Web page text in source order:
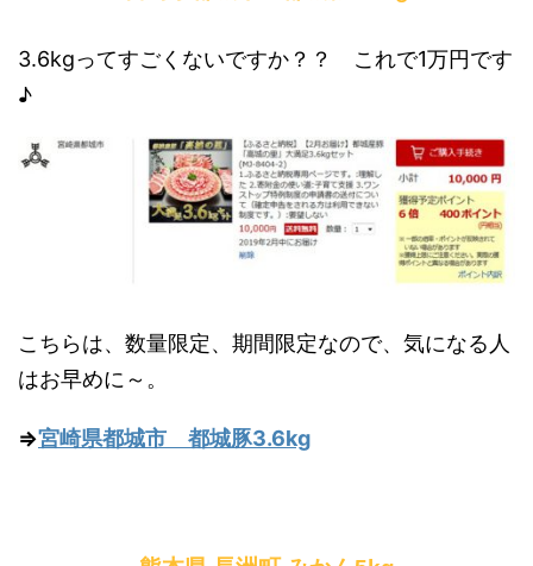
3.6kgってすごくないですか？？ これで1万円です
♪
こちらは、数量限定、期間限定なので、気になる人
はお早めに～。
⇒宮崎県都城市 都城豚3.6kg